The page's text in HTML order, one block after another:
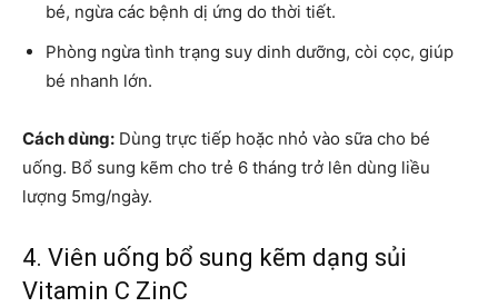
bé, ngừa các bệnh dị ứng do thời tiết.
Phòng ngừa tình trạng suy dinh dưỡng, còi cọc, giúp
bé nhanh lớn.
Cách dùng: Dùng trực tiếp hoặc nhỏ vào sữa cho bé
uống. Bổ sung kẽm cho trẻ 6 tháng trở lên dùng liều
lượng 5mg/ngày.
4. Viên uống bổ sung kẽm dạng sủi
Vitamin C ZinC